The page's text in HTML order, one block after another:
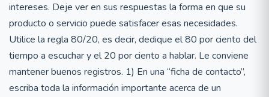
intereses. Deje ver en sus respuestas la forma en que su
producto o servicio puede satisfacer esas necesidades.
Utilice la regla 80/20, es decir, dedique el 80 por ciento del
tiempo a escuchar y el 20 por ciento a hablar. Le conviene
mantener buenos registros. 1) En una “ficha de contacto”,
escriba toda la información importante acerca de un